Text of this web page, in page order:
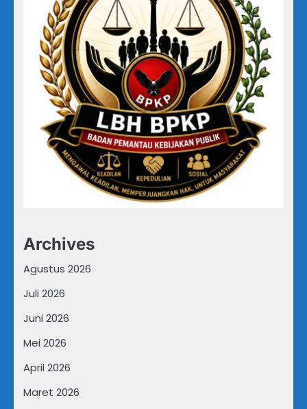
Archives
Agustus 2026
Juli 2026
Juni 2026
Mei 2026
April 2026
Maret 2026